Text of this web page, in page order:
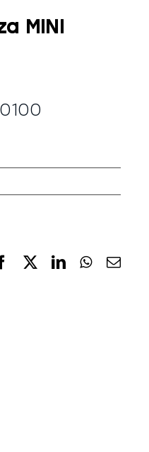
MINI
FacebookLinkedInWhatsApp
Email